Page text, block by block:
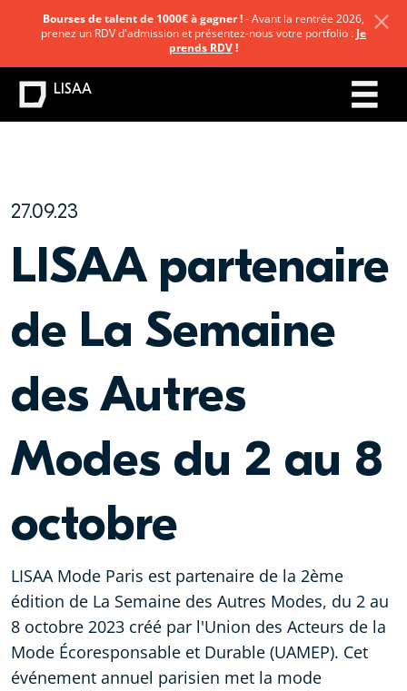
27.09.23
LISAA partenaire
de La Semaine
des Autres
Modes du 2 au 8
octobre
LISAA Mode Paris est partenaire de la 2ème
édition de La Semaine des Autres Modes, du 2 au
8 octobre 2023 créé par l'Union des Acteurs de la
Mode Écoresponsable et Durable (UAMEP). Cet
événement annuel parisien met la mode
Bourses de talent de 1000€ à gagner !- Avant la rentrée 2026,
prenez un RDV d'admission et présentez-nous votre portfolio : Je
prends RDV!
LISAA